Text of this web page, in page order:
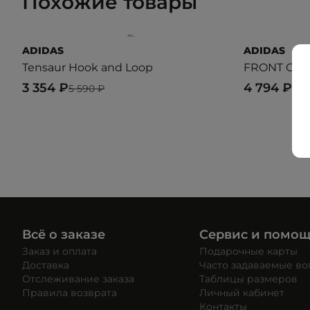
ADIDAS
Tensaur Hook and Loop
5 590 ₽
3 354 ₽
ADIDAS
FRONT
7
4 794 ₽
Всё о заказе
Заказ и оплата
Доставка
Отслеживание заказа
Правила возврата
Сервис и
Подарочные карты
Часто задаваемые
Таблицы размеров
Личный кабинет
Контакты